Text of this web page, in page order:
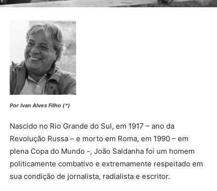
Por Ivan Alves Filho (*)
Nascido no Rio Grande do Sul, em 1917 – ano da
Revolução Russa – e morto em Roma, em 1990 – em
plena Copa do Mundo -, João Saldanha foi um homem
politicamente combativo e extremamente respeitado em
sua condição de jornalista, radialista e escritor.